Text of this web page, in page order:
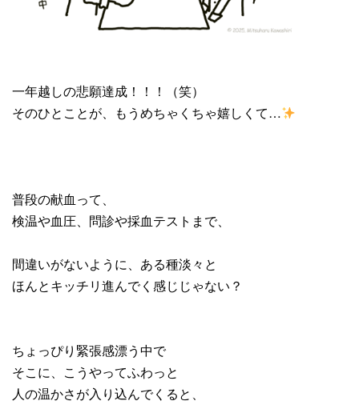
一年越しの悲願達成！！！（笑）
そのひとことが、もうめちゃくちゃ嬉しくて…
普段の献血って、
検温や血圧、問診や採血テストまで、
間違いがないように、ある種淡々と
ほんとキッチリ進んでく感じじゃない？
ちょっぴり緊張感漂う中で
そこに、こうやってふわっと
人の温かさが入り込んでくると、